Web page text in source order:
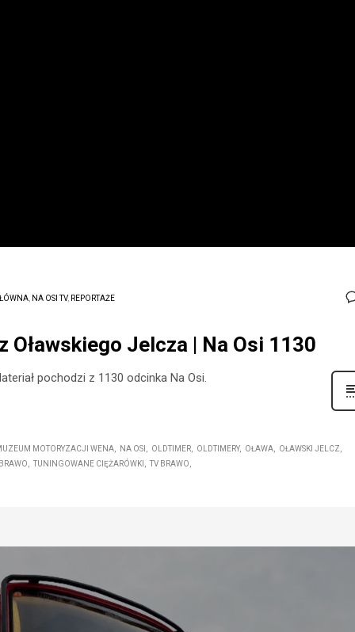
, NA OSI TV, REPORTAŻE
Jelcza | Na Osi 1130
pochodzi z 1130 odcinka Na Osi.
MOTORYZACJI WENA NA OSI OLDTIMER OLDTIMERY OŁAWA
OŁAWSKI JELCZ
TUNINGOWANE CIĘŻARÓWKI TV BRAWO